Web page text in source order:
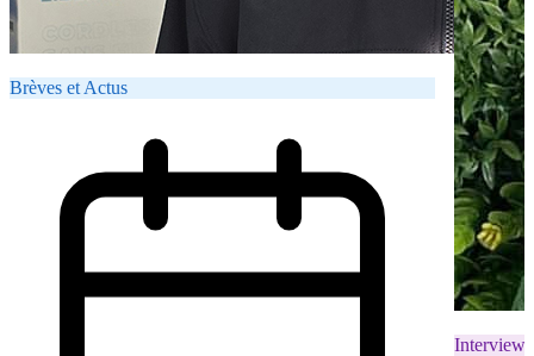
Brèves et Actus
Interviews